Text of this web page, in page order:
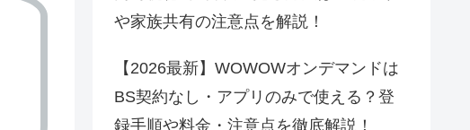
や家族共有の注意点を解説！
【2026最新】WOWOWオンデマンドは
BS契約なし・アプリのみで使える？登
録手順や料金・注意点を徹底解説！